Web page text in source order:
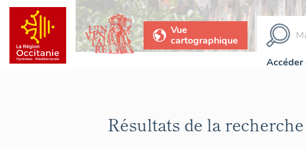
Vue
cartographique
Accéder
Résultats de la